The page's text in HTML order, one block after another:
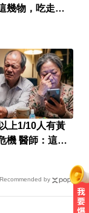
幾物，吃走大
小蠻腰
上1/10人有黃
機 醫師：這成
Recommended by